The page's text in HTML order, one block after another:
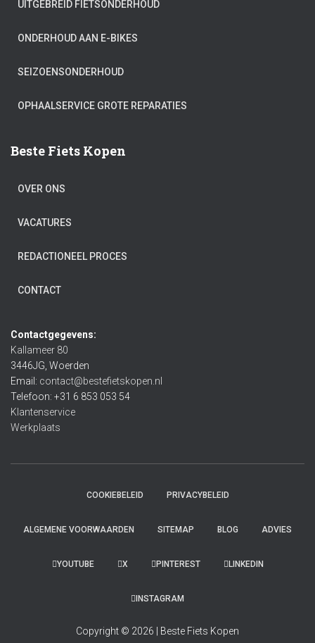
UITGEBREID FIETSONDERHOUD
ONDERHOUD AAN E-BIKES
SEIZOENSONDERHOUD
OPHAALSERVICE GROTE REPARATIES
Beste Fiets Kopen
OVER ONS
VACATURES
REDACTIONEEL PROCES
CONTACT
Contactgegevens:
Kallameer 80
3446JG, Woerden
Email: contact@bestefietskopen.nl
Telefoon: +31 6 853 053 54
Klantenservice
Werkplaats
COOKIEBELEID PRIVACYBELEID
ALGEMENE VOORWAARDEN SITEMAP BLOG ADVIES
YOUTUBE X PINTEREST LINKEDIN
INSTAGRAM
Copyright © 2026 | Beste Fiets Kopen